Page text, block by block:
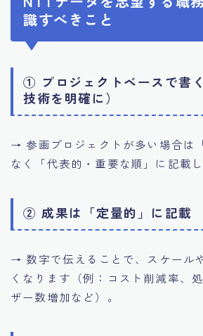
識すべきこと
① プロジェクトベースで書
技術を明確に）
→ 参画プロジェクトが多い場合は
なく「代表的・重要な順」に記載し
② 成果は「定量的」に記載
→ 数字で伝えることで、スケール
くなります（例：コスト削減率、
ザー数増加など）。